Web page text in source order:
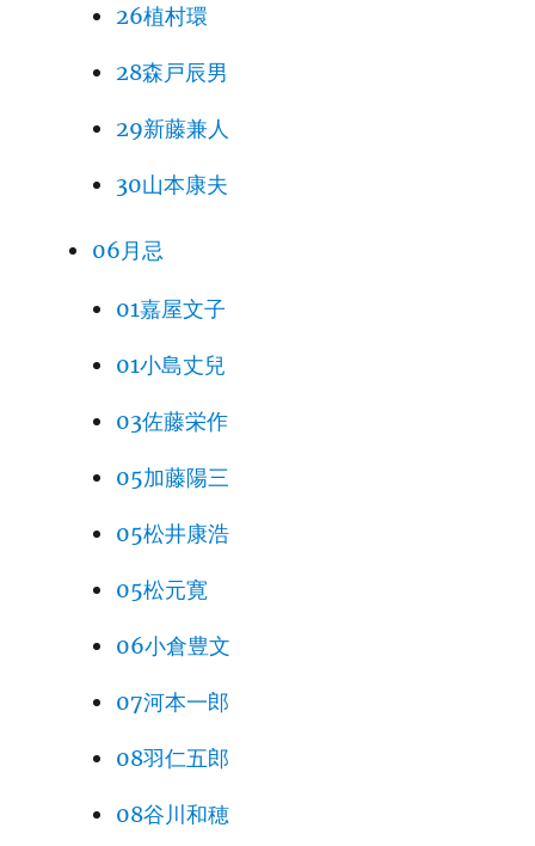
26植村環
28森戸辰男
29新藤兼人
30山本康夫
06月忌
01嘉屋文子
01小島丈兒
03佐藤栄作
05加藤陽三
05松井康浩
05松元寛
06小倉豊文
07河本一郎
08羽仁五郎
08谷川和穂